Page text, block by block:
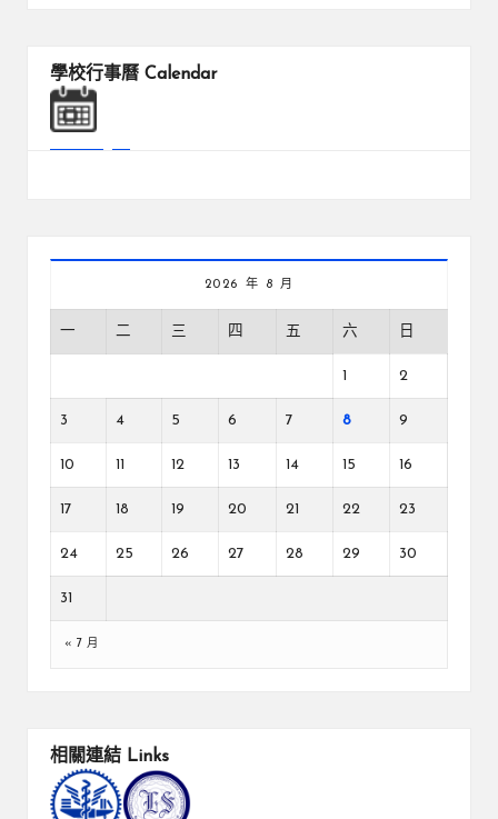
學校行事曆 Calendar
2026 年 8 月
一 二 三 四 五 六 日
1 2
3 4 5 6 7 8 9
10 11 12 13 14 15 16
17 18 19 20 21 22 23
24 25 26 27 28 29 30
31
« 7 月
相關連結 Links